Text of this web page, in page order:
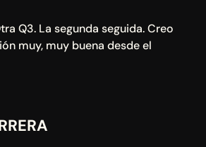
Q3. La segunda seguida. Creo
muy, muy buena desde el